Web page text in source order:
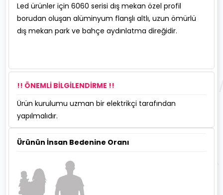
Led ürünler için 6060 serisi dış mekan özel profil
borudan oluşan alüminyum flanşlı altlı, uzun ömürlü
dış mekan park ve bahçe aydınlatma direğidir.
!! ÖNEMLİ BİLGİLENDİRME !!
Ürün kurulumu uzman bir elektrikçi tarafından
yapılmalıdır.
Ürünün İnsan Bedenine Oranı